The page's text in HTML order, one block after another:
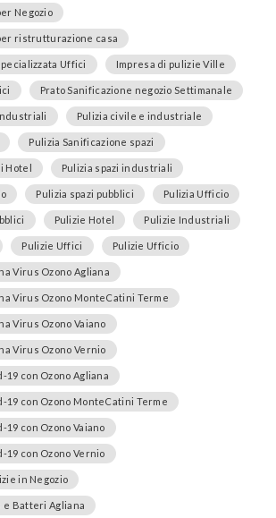
Negozio
ristrutturazione casa
Uffici Impresa di pulizie Ville
Prato Sanificazione negozio Settimanale
Pulizia civile e industriale
Pulizia Sanificazione spazi
Hotel Pulizia spazi industriali
Pulizia spazi pubblici Pulizia Ufficio
Pulizie Hotel Pulizie Industriali
Pulizie Uffici Pulizie Ufficio
Virus Ozono Agliana
Virus Ozono MonteCatini Terme
Virus Ozono Vaiano
Virus Ozono Vernio
19 con Ozono Agliana
19 con Ozono MonteCatini Terme
19 con Ozono Vaiano
19 con Ozono Vernio
in Negozio
e Batteri Agliana